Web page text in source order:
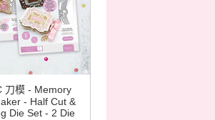
刀模 - Memory
- Half Cut &
Die Set - 2 Die